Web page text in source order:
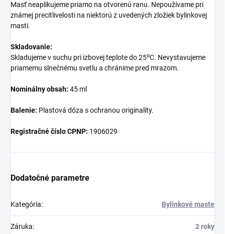
Masť neaplikujeme priamo na otvorenú ranu. Nepoužívame pri
známej precitlivelosti na niektorú z uvedených zložiek bylinkovej
masti.
Skladovanie:
Skladujeme v suchu pri izbovej teplote do 25oC. Nevystavujeme
priamemu slnečnému svetlu a chránime pred mrazom.
Nominálny obsah: 45 ml
Balenie: Plastová dóza s ochranou originality.
Registračné číslo CPNP: 1906029
Dodatočné parametre
Kategória: Bylinkové maste
Záruka: 2 roky